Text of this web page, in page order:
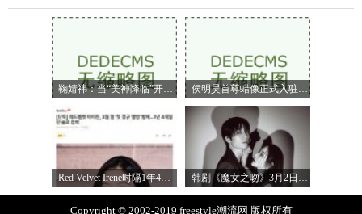
鞠婧祎：当“美神降临”开始定义嗅觉美 侯明昊首尊蜡像正式入驻上海杜莎夫人蜡
Red Velvet Irene时隔1年4个月携正规专辑回归 韩剧《魔女之吻》3月2日首播 朴敏英魏嘏
Copyright © 2002-2019 freestyle潮流网 版权所有